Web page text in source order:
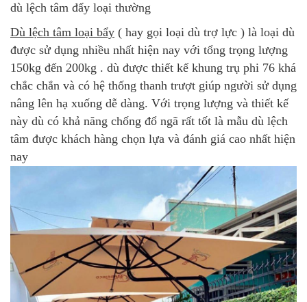
dù lệch tâm đẩy loại thường
Dù lệch tâm loại bẩy ( hay gọi loại dù trợ lực ) là loại dù
được sử dụng nhiều nhất hiện nay với tổng trọng lượng
150kg đến 200kg . dù được thiết kế khung trụ phi 76 khá
chắc chắn và có hệ thống thanh trượt giúp người sử dụng
nâng lên hạ xuống dễ dàng. Với trọng lượng và thiết kế
này dù có khả năng chống đổ ngã rất tốt là mẫu dù lệch
tâm được khách hàng chọn lựa và đánh giá cao nhất hiện
nay